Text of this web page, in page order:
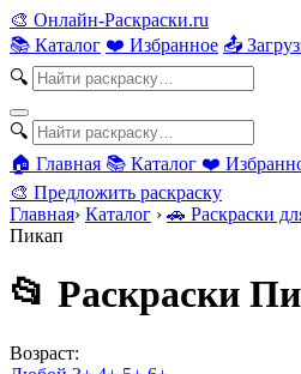
🎨 Онлайн-Раскраски.ru
📚 Каталог ❤️ Избранное 📤
🔍
🔍
🏠 Главная 📚 Каталог ❤️
🎨 Предложить раскраску
Главная› Каталог › 🚗 Раскраски
Пикап
📂 Раскраски
Возраст: